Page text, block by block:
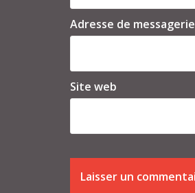
Adresse de messagerie
Site web